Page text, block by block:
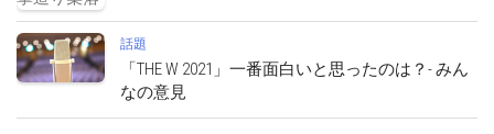
話題
「THE W 2021」一番面白いと思ったのは？- みん
なの意見